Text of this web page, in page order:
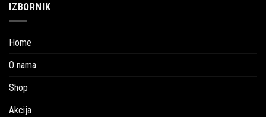
IZBORNIK
Home
O nama
Shop
Akcija